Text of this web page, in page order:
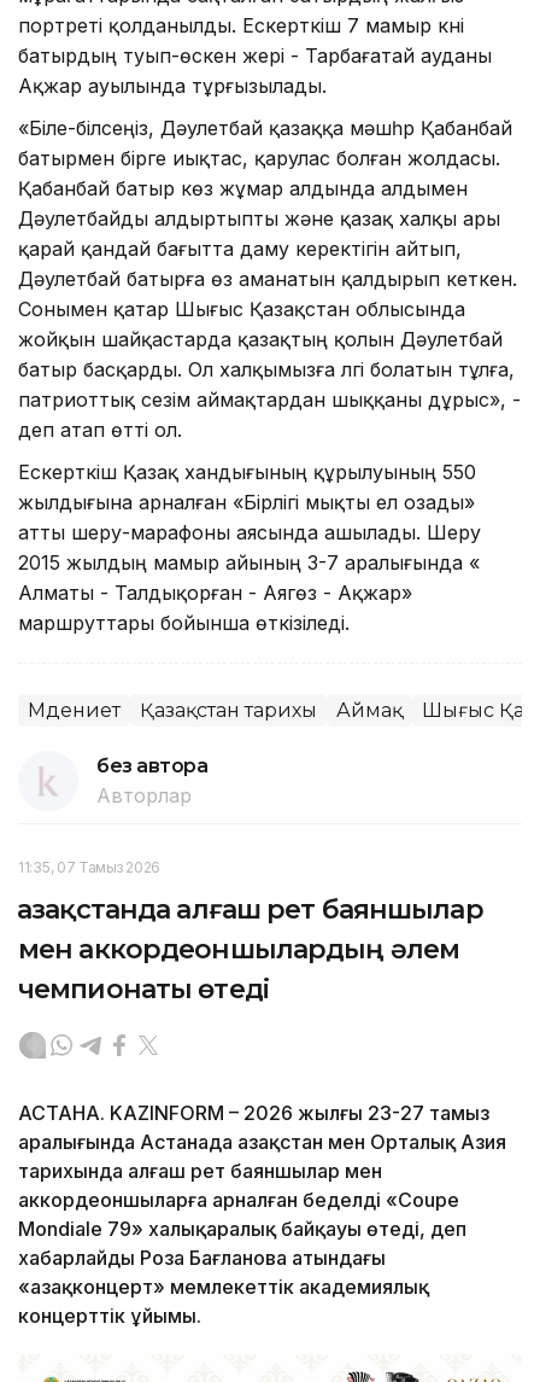
портретi қолданылды. Ескерткiш 7 мамыр күнi
батырдың туып-өскен жерi - Тарбағатай ауданы
Ақжар ауылында тұрғызылады.
«Бiле-бiлсеңiз, Дәулетбай қазаққа мәшһүр Қабанбай
батырмен бiрге иықтас, қарулас болған жолдасы.
Қабанбай батыр көз жұмар алдында алдымен
Дәулетбайды алдыртыпты және қазақ халқы ары
қарай қандай бағытта даму керектiгiн айтып,
Дәулетбай батырға өз аманатын қалдырып кеткен.
Сонымен қатар Шығыс Қазақстан облысында
жойқын шайқастарда қазақтың қолын Дәулетбай
батыр басқарды. Ол халқымызға үлгi болатын тұлға,
патриоттық сезiм аймақтардан шыққаны дұрыс», -
деп атап өттi ол.
Ескерткiш Қазақ хандығының құрылуының 550
жылдығына арналған «Бірлігі мықты ел озады»
атты шеру-марафоны аясында ашылады. Шеру
2015 жылдың мамыр айының 3-7 аралығында «
Алматы - Талдықорған - Аягөз - Ақжар»
маршруттары бойынша өткізіледі.
Мәдениет Қазақстан тарихы Аймақ Шығыс
без автора
Авторлар
11:35, 07 Тамыз 2026
Қазақстанда алғаш рет баяншылар
мен аккордеоншылардың әлем
чемпионаты өтеді
АСТАНА. KAZINFORM – 2026 жылғы 23-27 тамыз
аралығында Астанада Қазақстан мен Орталық Азия
тарихында алғаш рет баяншылар мен
аккордеоншыларға арналған беделді «Coupe
Mondiale 79» халықаралық байқауы өтеді, деп
хабарлайды Роза Бағланова атындағы
«Қазақконцерт» мемлекеттік академиялық
концерттік ұйымы.